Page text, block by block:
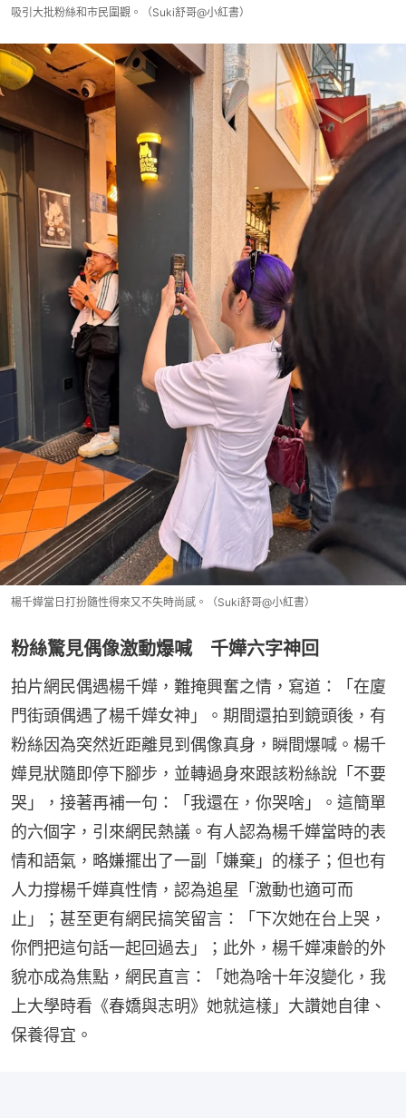
吸引大批粉絲和市民圍觀。（Suki舒哥@小紅書）
楊千嬅當日打扮隨性得來又不失時尚感。（Suki舒哥@小紅書）
粉絲驚見偶像激動爆喊 千嬅六字神回
拍片網民偶遇楊千嬅，難掩興奮之情，寫道：「在廈
門街頭偶遇了楊千嬅女神」。期間還拍到鏡頭後，有
粉絲因為突然近距離見到偶像真身，瞬間爆喊。楊千
嬅見狀隨即停下腳步，並轉過身來跟該粉絲說「不要
哭」，接著再補一句：「我還在，你哭啥」。這簡單
的六個字，引來網民熱議。有人認為楊千嬅當時的表
情和語氣，略嫌擺出了一副「嫌棄」的樣子；但也有
人力撐楊千嬅真性情，認為追星「激動也適可而
止」；甚至更有網民搞笑留言：「下次她在台上哭，
你們把這句話一起回過去」；此外，楊千嬅凍齡的外
貌亦成為焦點，網民直言：「她為啥十年沒變化，我
上大學時看《春嬌與志明》她就這樣」大讚她自律、
保養得宜。